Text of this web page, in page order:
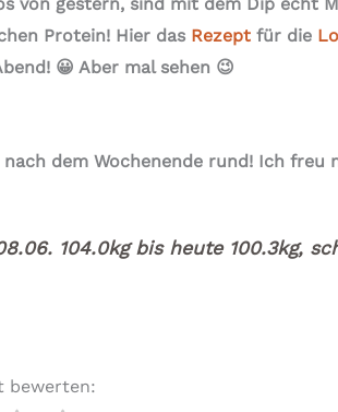
Protein! Hier das Rezept für die
😀 Aber mal sehen 😉
dem Wochenende rund! Ich
104.0kg bis heute 100.3kg,
bewerten: